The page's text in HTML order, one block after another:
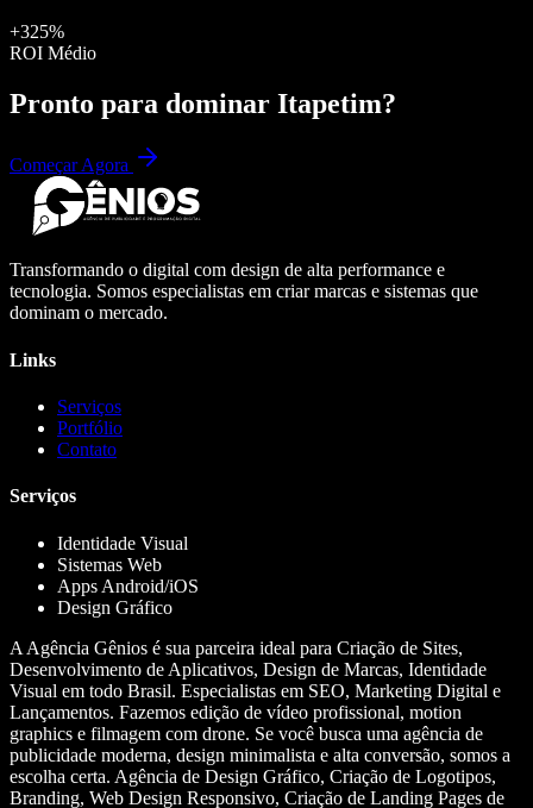
+325%
ROI Médio
Pronto para dominar Itapetim?
Começar Agora
Transformando o digital com design de alta performance e
tecnologia. Somos especialistas em criar marcas e sistemas que
dominam o mercado.
Links
Serviços
Portfólio
Contato
Serviços
Identidade Visual
Sistemas Web
Apps Android/iOS
Design Gráfico
A Agência Gênios é sua parceira ideal para Criação de Sites,
Desenvolvimento de Aplicativos, Design de Marcas, Identidade
Visual em todo Brasil. Especialistas em SEO, Marketing Digital e
Lançamentos. Fazemos edição de vídeo profissional, motion
graphics e filmagem com drone. Se você busca uma agência de
publicidade moderna, design minimalista e alta conversão, somos a
escolha certa. Agência de Design Gráfico, Criação de Logotipos,
Branding, Web Design Responsivo, Criação de Landing Pages de